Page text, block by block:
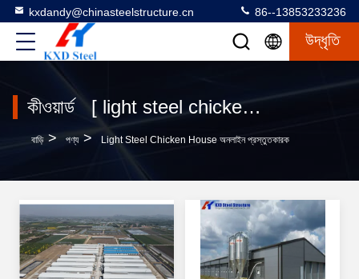
kxdandy@chinasteelstructure.cn 86--13853233236
উদ্ধৃতি
কীওয়ার্ড [ light steel chicken house ] ম্যাচ 9 পণ্য
বাড়ি > পণ্য > Light Steel Chicken House অনলাইন প্রস্তুতকারক